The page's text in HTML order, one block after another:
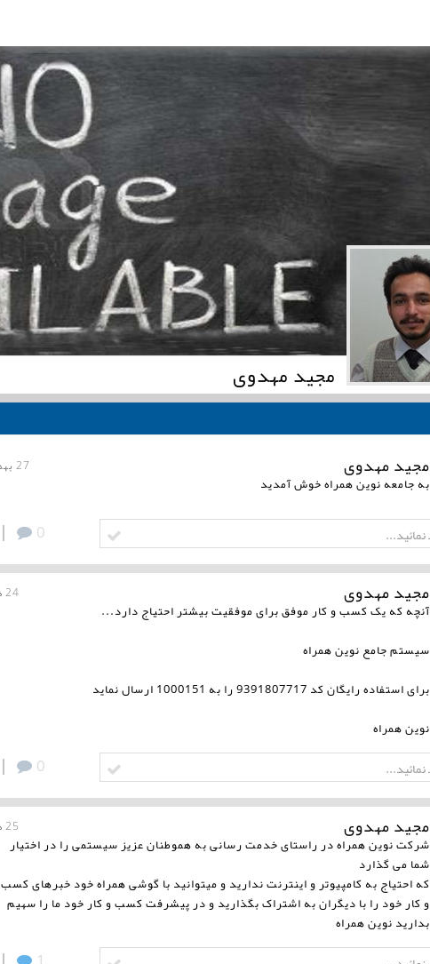
مجید مهدوی
مجید مهدوی
27 بهمن, 1392
به جامعه نوین همراه خوش آمدید
0
|
مجید مهدوی 24 دی, 1392
آنچه که یک کسب و کار موفق برای موفقیت بیشتر احتیاج دارد...
سیستم جامع نوین همراه
برای استفاده رایگان کد 9391807717 را به 1000151 ارسال نماید
نوین همراه
0
|
مجید مهدوی 25 دی, 1392
شرکت نوین همراه در راستای خدمت رسانی به هموطنان عزیز سیستمی را در اختیار
شما می گذارد
که احتیاج به کامپیوتر و اینترنت ندارید و میتوانید با گوشی همراه خود خبرهای کسب
و کار خود را با دیگران به اشتراک بگذارید و در پیشرفت کسب و کار خود ما را سهیم
بدارید نوین همراه